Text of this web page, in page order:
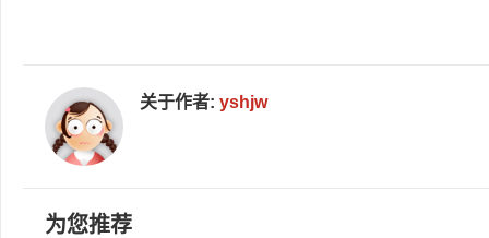
关于作者: yshjw
为您推荐